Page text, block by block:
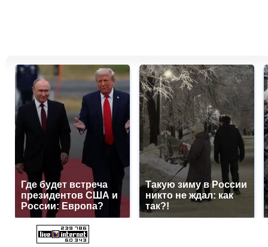
Где будет встреча
президентов США и
России: Европа?
Такую зиму в России
никто не ждал: как
так?!